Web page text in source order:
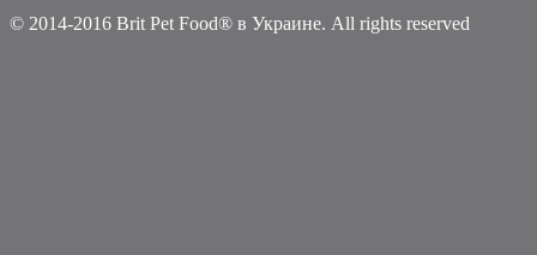
© 2014-2016 Brit Pet Food® в Украине. All rights reserved